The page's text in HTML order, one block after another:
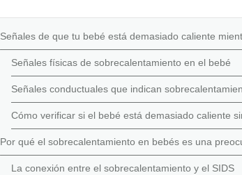
Señales de que tu bebé está demasiado caliente
Señales físicas de sobrecalentamiento en el bebé
Señales conductuales que indican
Cómo verificar si el bebé está demasiado caliente
Por qué el sobrecalentamiento en bebés es una
La conexión entre el sobrecalentamiento y el SIDS